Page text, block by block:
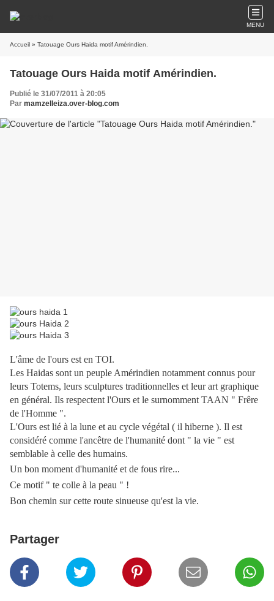
MENU
Accueil » Tatouage Ours Haida motif Amérindien.
Tatouage Ours Haida motif Amérindien.
Publié le 31/07/2011 à 20:05
Par mamzelleiza.over-blog.com
L'âme de l'ours est en TOI.
Les Haidas sont un peuple Amérindien notamment connus pour
leurs Totems, leurs sculptures traditionnelles et leur art graphique
en général. Ils respectent l'Ours et le surnomment TAAN " Frêre
de l'Homme ".
L'Ours est lié à la lune et au cycle végétal ( il hiberne ). Il est
considéré comme l'ancêtre de l'humanité dont " la vie " est
semblable à celle des humains.
Un bon moment d'humanité et de fous rire...
Ce motif " te colle à la peau " !
Bon chemin sur cette route sinueuse qu'est la vie.
Partager